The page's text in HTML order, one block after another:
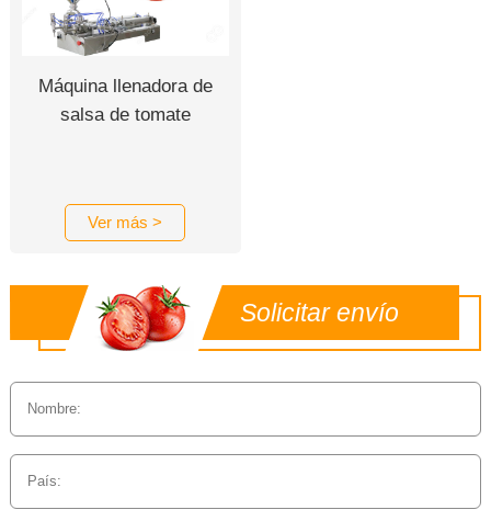
Máquina llenadora de
salsa de tomate
Ver más >
Solicitar envío